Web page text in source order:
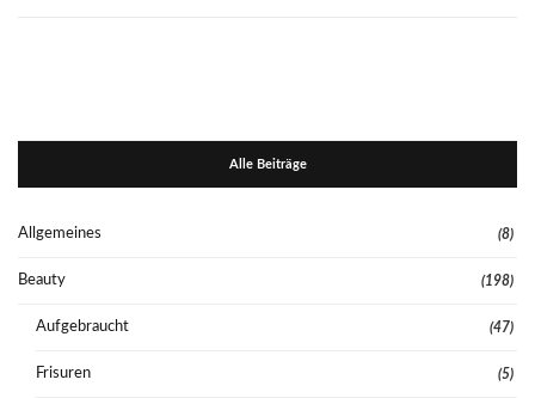
Alle Beiträge
Allgemeines (8)
Beauty (198)
Aufgebraucht (47)
Frisuren (5)